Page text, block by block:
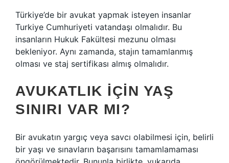
Türkiye’de bir avukat yapmak isteyen insanlar
Turkiye Cumhuriyeti vatandaşı olmalıdır. Bu
insanların Hukuk Fakültesi mezunu olması
bekleniyor. Aynı zamanda, stajın tamamlanmış
olması ve staj sertifikası almış olmalıdır.
AVUKATLIK IÇIN YAŞ
SINIRI VAR MI?
Bir avukatın yargıç veya savcı olabilmesi için, belirli
bir yaşı ve sınavların başarısını tamamlamaması